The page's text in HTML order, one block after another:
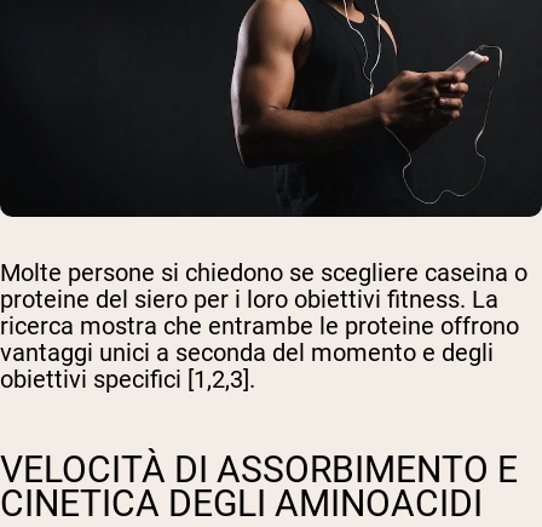
Molte persone si chiedono se scegliere caseina o
proteine del siero per i loro obiettivi fitness. La
ricerca mostra che entrambe le proteine offrono
vantaggi unici a seconda del momento e degli
obiettivi specifici [1,2,3].
VELOCITÀ DI ASSORBIMENTO E
CINETICA DEGLI AMINOACIDI